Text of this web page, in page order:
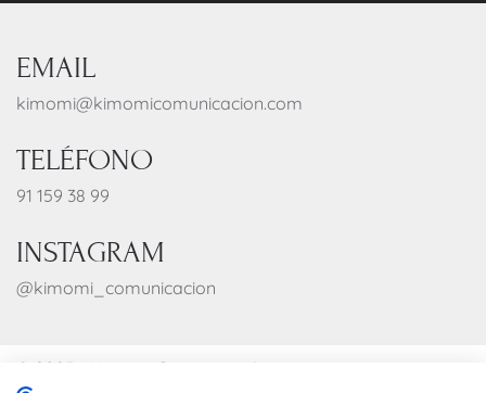
EMAIL
kimomi@kimomicomunicacion.com
TELÉFONO
91 159 38 99
INSTAGRAM
@kimomi_comunicacion
© 2025 - Kimomi Comunicación